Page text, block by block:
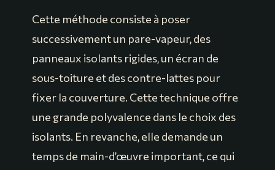
Cette méthode consiste à poser
successivement un pare-vapeur, des
panneaux isolants rigides, un écran de
sous-toiture et des contre-lattes pour
fixer la couverture. Cette technique offre
une grande polyvalence dans le choix des
isolants. En revanche, elle demande un
temps de main-d’œuvre important, ce qui